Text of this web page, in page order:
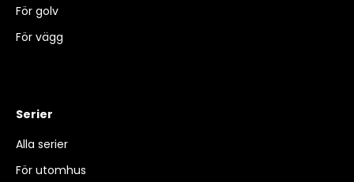
För golv
För vägg
Serier
Alla serier
För utomhus